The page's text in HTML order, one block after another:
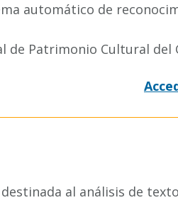
automático de
Patrimonio Cultural del
al análisis de